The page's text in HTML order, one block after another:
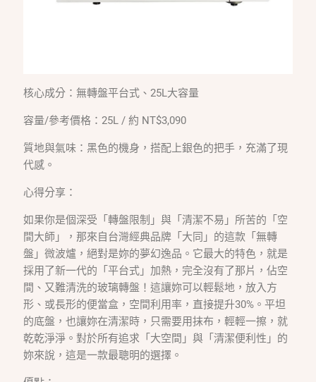
核心成分：無轉盤平台式、25L大容量
容量/參考價格：25L / 約 NT$3,090
質地與氣味：黑色的機身，搭配上銀色的把手，充滿了現
代感。
心得分享：
如果你是個深受「轉盤限制」與「清潔不易」所苦的「空
間大師」，那來自台灣經典品牌「大同」的這款「無轉
盤」微波爐，絕對是妳的夢幻逸品。它最大的特色，就是
採用了新一代的「平台式」加熱，完全沒有了那片，佔空
間、又難清洗的玻璃轉盤！這讓妳可以輕鬆地，放入方
形、或長形的便當盒，空間利用率，直接提升30%。平坦
的底盤，也讓妳在清潔時，只需要用抹布，輕輕一擦，就
乾乾淨淨。對於所有追求「大空間」與「清潔便利性」的
妳來說，這是一款最聰明的選擇。